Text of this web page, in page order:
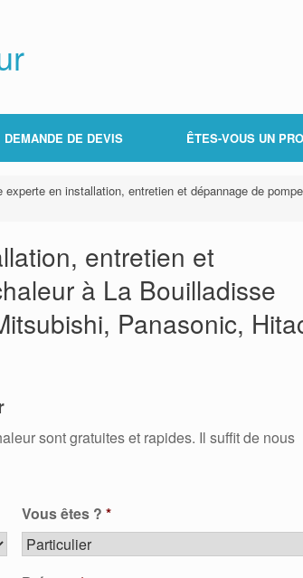
DEMANDE DE DEVIS ÊTES-VOUS UN
experte en installation, entretien et dépannage de
entretien et
à La Bouilladisse
Panasonic,
sont gratuites et rapides. Il suffit de nous
Vous êtes ? *